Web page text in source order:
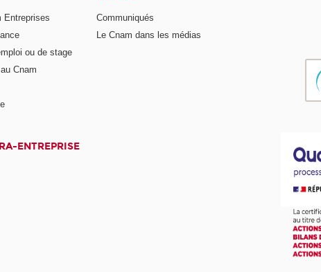
Entreprises
ou de stage
Cnam
Communiqués
Le Cnam dans les médias
ENTREPRISE